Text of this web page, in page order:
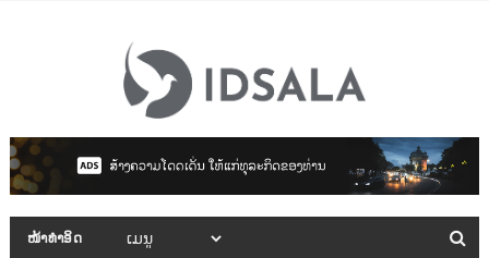
ໜ້າທຳອິດ